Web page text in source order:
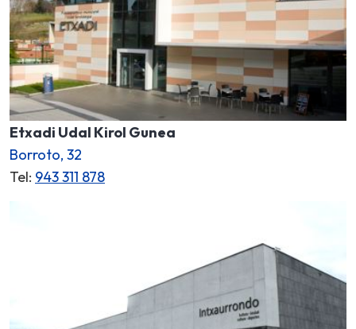
Etxadi Udal Kirol Gunea
Borroto, 32
Tel: 943 311 878